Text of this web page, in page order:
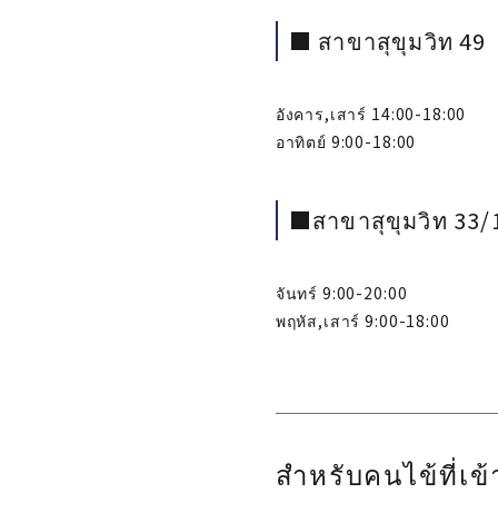
■ สาขาสุขุมวิท 49
อังคาร,เสาร์ 14:00-18:00
อาทิตย์ 9:00-18:00
■สาขาสุขุมวิท 33/
จันทร์ 9:00-20:00
พฤหัส,เสาร์ 9:00-18:00
สำหรับคนไข้ที่เ